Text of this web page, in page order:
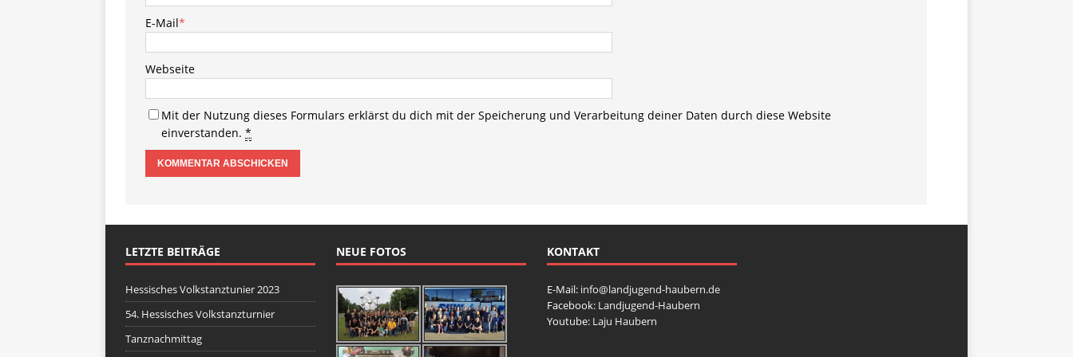
E-Mail*
Webseite
Mit der Nutzung dieses Formulars erklärst du dich mit der Speicherung und Verarbeitung deiner Daten durch diese Website
einverstanden. *
LETZTE BEITRÄGE
Hessisches Volkstanztunier 2023
54. Hessisches Volkstanzturnier
Tanznachmittag
NEUE FOTOS KONTAKT
E-Mail: info@landjugend-haubern.de
Facebook: Landjugend-Haubern
Youtube: Laju Haubern